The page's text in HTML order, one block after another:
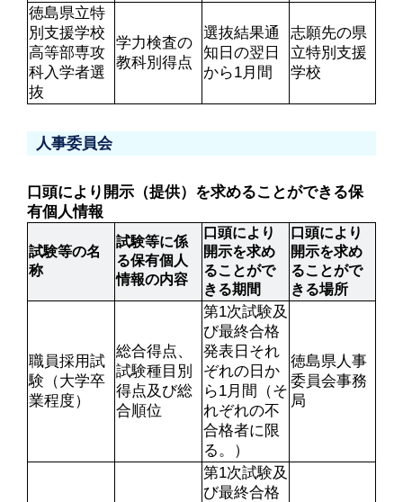
徳島県立特
別支援学校
高等部専攻
科入学者選
抜
学力検査の
教科別得点
選抜結果通
知日の翌日
から1月間
志願先の県
立特別支援
学校
人事委員会
口頭により開示（提供）を求めることができる保
有個人情報
試験等の名
称
試験等に係
る保有個人
情報の内容
口頭により
開示を求め
ることがで
きる期間
口頭により
開示を求め
ることがで
きる場所
職員採用試
験（大学卒
業程度）
総合得点、
試験種目別
得点及び総
合順位
第1次試験及
び最終合格
発表日それ
ぞれの日か
ら1月間（そ
れぞれの不
合格者に限
る。）
徳島県人事
委員会事務
局
第1次試験及
び最終合格